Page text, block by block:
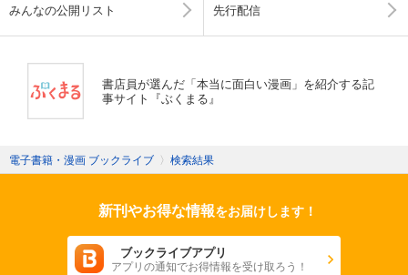
みんなの公開リスト 先行配信
書店員が選んだ「本当に面白い漫画」を紹介する記
事サイト『ぶくまる』
電子書籍・漫画 ブックライブ 〉 検索結果
新刊やお得な情報をお届けします！
ブックライブアプリ
アプリの通知でお得情報を受け取ろう！